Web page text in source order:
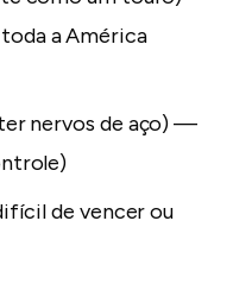
a América
nervos de aço) —
de vencer ou